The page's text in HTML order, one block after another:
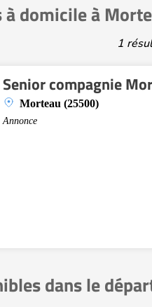
à domicile à
1
Senior compagnie
Morteau (25500)
Annonce
dans le